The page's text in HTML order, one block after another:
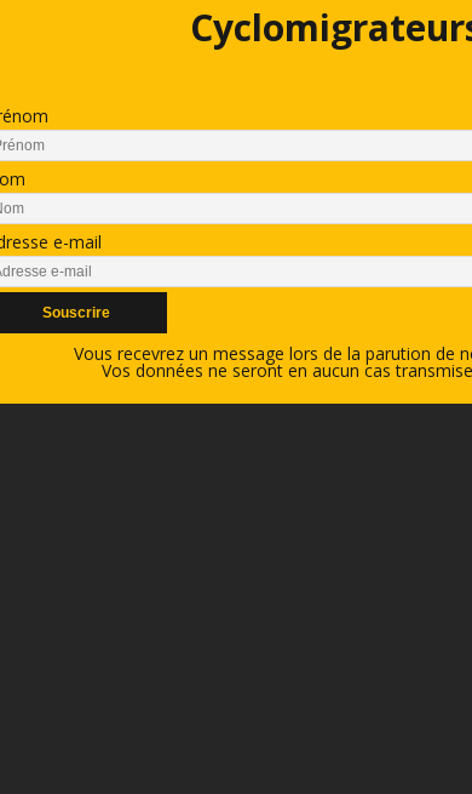
e-mail
Vous recevrez un message lors de la parution de
Vos données ne seront en aucun cas